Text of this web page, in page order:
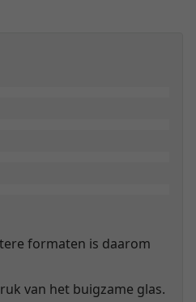
formaten is daarom
van het buigzame glas.